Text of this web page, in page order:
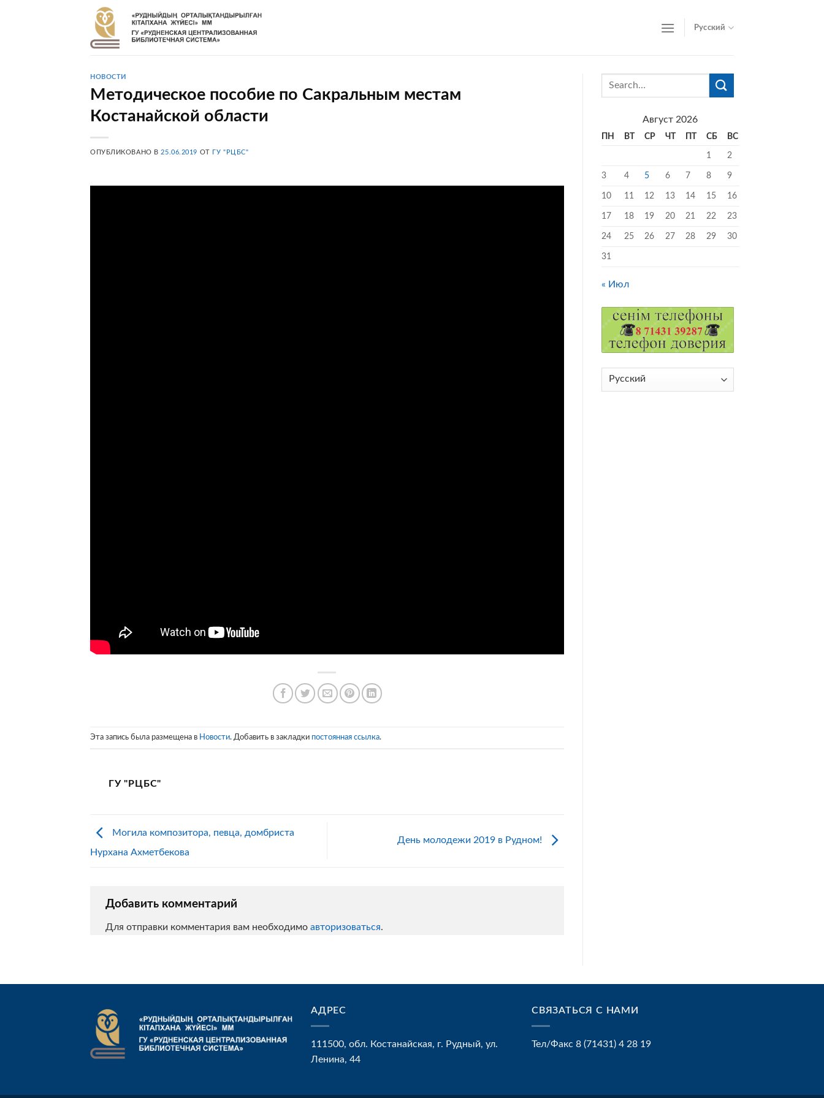
Русский
НОВОСТИ
Методическое пособие по Сакральным местам
Костанайской области
ОПУБЛИКОВАНО В25.06.2019 ОТ ГУ "РЦБС"
Эта запись была размещена в Новости. Добавить в закладки постоянная ссылка.
ГУ "РЦБС"
Могила композитора, певца, домбриста
Нурхана Ахметбекова
День молодежи 2019 в Рудном!
Добавить комментарий
Для отправки комментария вам необходимо авторизоваться.
Август 2026
ПН ВТ СР ЧТ ПТ СБ ВС
1 2
3 4 5 6 7 8 9
10 11 12 13 14 15 16
17 18 19 20 21 22 23
24 25 26 27 28 29 30
31
« Июл
Выбрать
АДРЕС
111500, обл. Костанайская, г. Рудный, ул.
Ленина, 44
СВЯЗАТЬСЯ С НАМИ
Тел/Факс 8 (71431) 4 28 19